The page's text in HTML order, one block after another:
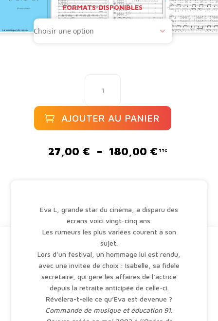
FORMATS-DISPONIBLES
d'Eva
AJOUTER AU PANIER
27,00 € – 180,00 €Plage
180,00 €
Eva L, grande star du cinéma, a disparu des
écrans voici vingt-cinq ans.
Les rumeurs les plus variées courent à son
sujet.
Lors d’un festival, un hommage lui est rendu,
avec une invitée de choix : Isabelle, sa fidèle
secrétaire, qui gère les affaires de l’actrice
depuis la retraite anticipée de celle-ci.
Révélera-t-elle ce qu’Eva est devenue ?
Commande de musique et éducation 91.